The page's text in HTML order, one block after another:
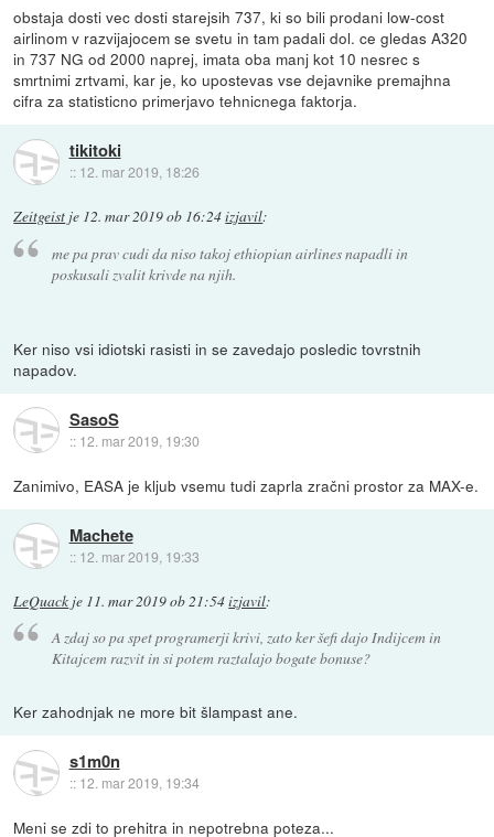
obstaja dosti vec dosti starejsih 737, ki so bili prodani low-cost
airlinom v razvijajocem se svetu in tam padali dol. ce gledas A320
in 737 NG od 2000 naprej, imata oba manj kot 10 nesrec s
smrtnimi zrtvami, kar je, ko upostevas vse dejavnike premajhna
cifra za statisticno primerjavo tehnicnega faktorja.
tikitoki
:: 12. mar 2019, 18:26
Zeitgeist je 12. mar 2019 ob 16:24izjavil:
me pa prav cudi da niso takoj ethiopian airlines napadli in
poskusali zvalit krivde na njih.
Ker niso vsi idiotski rasisti in se zavedajo posledic tovrstnih
napadov.
SasoS
:: 12. mar 2019, 19:30
Zanimivo, EASA je kljub vsemu tudi zaprla zračni prostor za MAX-e.
Machete
:: 12. mar 2019, 19:33
LeQuack je 11. mar 2019 ob 21:54izjavil:
A zdaj so pa spet programerji krivi, zato ker šefi dajo Indijcem in
Kitajcem razvit in si potem raztalajo bogate bonuse?
Ker zahodnjak ne more bit šlampast ane.
s1m0n
:: 12. mar 2019, 19:34
Meni se zdi to prehitra in nepotrebna poteza...